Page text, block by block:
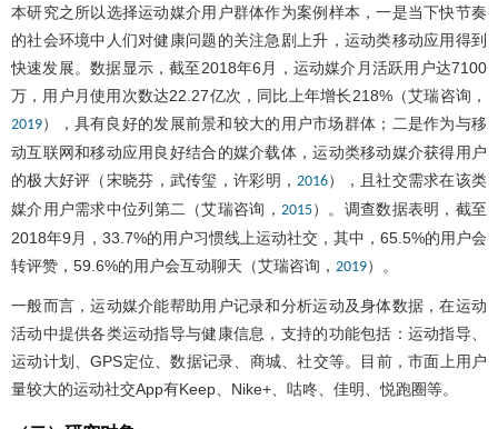
本研究之所以选择运动媒介用户群体作为案例样本，一是当下快节奏
的社会环境中人们对健康问题的关注急剧上升，运动类移动应用得到
快速发展。数据显示，截至2018年6月，运动媒介月活跃用户达7100
万，用户月使用次数达22.27亿次，同比上年增长218%（艾瑞咨询，
2019），具有良好的发展前景和较大的用户市场群体；二是作为与移
动互联网和移动应用良好结合的媒介载体，运动类移动媒介获得用户
的极大好评（宋晓芬，武传玺，许彩明， 2016），且社交需求在该类
媒介用户需求中位列第二（艾瑞咨询， 2015）。调查数据表明，截至
2018年9月，33.7%的用户习惯线上运动社交，其中，65.5%的用户会
转评赞，59.6%的用户会互动聊天（艾瑞咨询， 2019）。
一般而言，运动媒介能帮助用户记录和分析运动及身体数据，在运动
活动中提供各类运动指导与健康信息，支持的功能包括：运动指导、
运动计划、GPS定位、数据记录、商城、社交等。目前，市面上用户
量较大的运动社交App有Keep、Nike+、咕咚、佳明、悦跑圈等。